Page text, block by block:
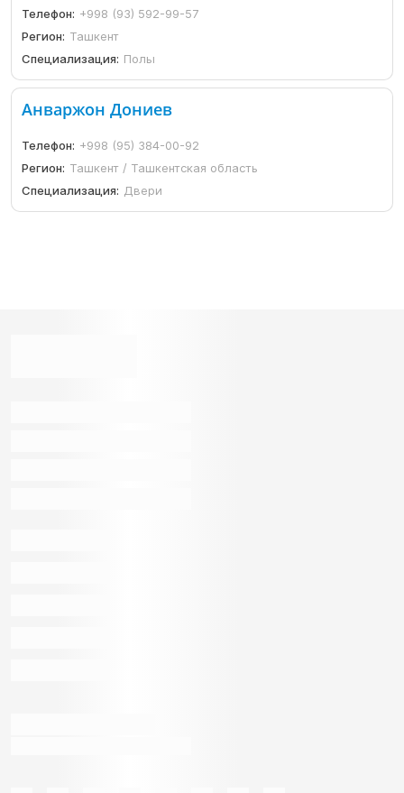
Телефон: +998 (93) 592-99-57
Регион: Ташкент
Специализация: Полы
Анваржон Дониев
Телефон: +998 (95) 384-00-92
Регион: Ташкент / Ташкентская область
Специализация: Двери